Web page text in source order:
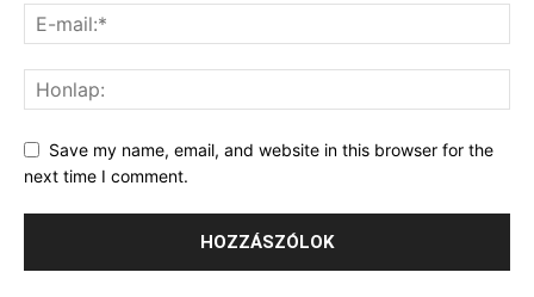
Save my name, email, and website in this browser for the
next time I comment.